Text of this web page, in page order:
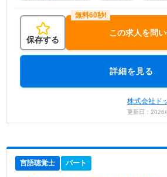
保存する
この求人を問
詳細を見る
株式会社ド
更新日：
言語聴覚士 パート